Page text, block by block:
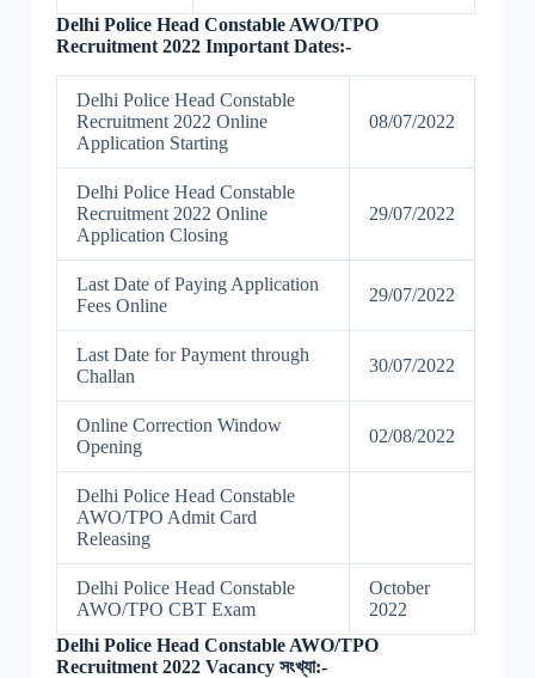
Delhi Police Head Constable AWO/TPO
Recruitment 2022 Important Dates:-
Delhi Police Head Constable
Recruitment 2022 Online
Application Starting
08/07/2022
Delhi Police Head Constable
Recruitment 2022 Online
Application Closing
29/07/2022
Last Date of Paying Application
Fees Online
29/07/2022
Last Date for Payment through
Challan
30/07/2022
Online Correction Window
Opening
02/08/2022
Delhi Police Head Constable
AWO/TPO Admit Card
Releasing
Delhi Police Head Constable
AWO/TPO CBT Exam
October
2022
Delhi Police Head Constable AWO/TPO
Recruitment 2022 Vacancy সংখ্যা:-